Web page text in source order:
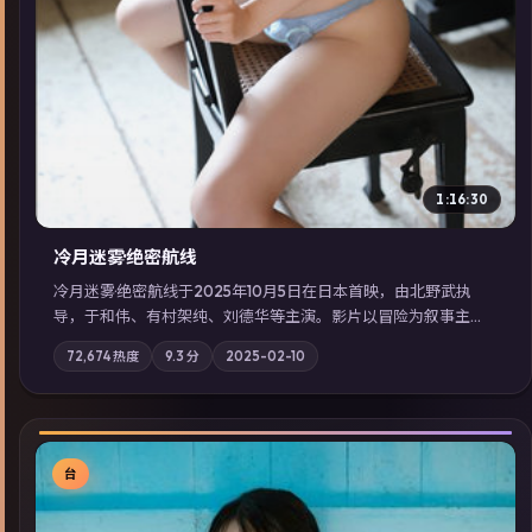
1:16:30
冷月迷雾·绝密航线
冷月迷雾·绝密航线于2025年10月5日在日本首映，由北野武执
导，于和伟、有村架纯、刘德华等主演。影片以冒险为叙事主
轴，记忆碎片重组后，主角发现自己从未活过“真实”的一天；摄
影与配乐强化地域气质；站内亦可通过「国产免费观看高清电视
剧在线看」延展检索同类型高分佳作，畅享高清在线追剧体验。
72,674热度 9.3 分 2025-02-10
台